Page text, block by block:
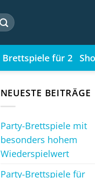
Brettspiele für 2
NEUESTE BEITRÄGE
Party-Brettspiele mit
besonders hohem
Wiederspielwert
Party-Brettspiele für